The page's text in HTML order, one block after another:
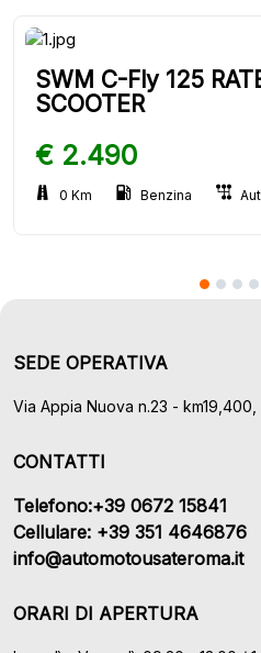
SWM C-Fly 125
SCOOTER
€ 2.490
0 Km Benzina
SEDE OPERATIVA
Via Appia Nuova n.23 -
CONTATTI
Telefono:+39 0672 15841
Cellulare: +39 351 4646876
info@automotousateroma.it
ORARI DI APERTURA